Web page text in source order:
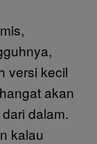
versi kecil
akan
dalam.
kalau